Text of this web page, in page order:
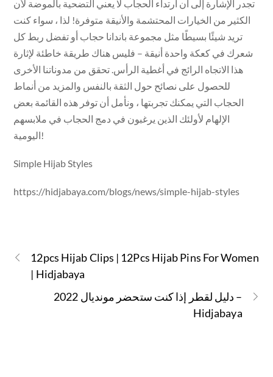
تجدر الإشارة إلى أن ارتداء الحجاب لا يعني التضحية بالموضة لأن
الكثير من الخيارات المحتشمة والأنيقة متوفرة! لذا ، سواء كنت
تريد شيئًا بسيطًا مثل مجموعة باندانا حجاب أو تفضل ربط كل
شعرك في كعكة واحدة أنيقة – فليس هناك طريقة خاطئة لإثارة
هذا الاتجاه الرائج في أغطية الرأس. تحقق من مدوناتنا الأخرى
للحصول على نصائح حول الثقة بالنفس والمزيد من أنماط
الحجاب التي يمكنك تجربتها ، ونأمل أن توفر هذه القائمة بعض
الإلهام لأولئك الذين يرغبون في دمج الحجاب في ملابسهم
اليومية!
Simple Hijab Styles
https://hidjabaya.com/blogs/news/simple-hijab-styles
12pcs Hijab Clips | 12Pcs Hijab Pins For Women
| Hidjabaya
دليل لقطر إذا كنت ستحضر مونديال 2022 –
Hidjabaya